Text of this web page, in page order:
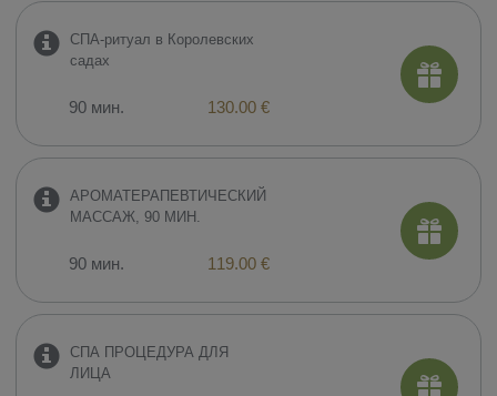
СПА-ритуал в Королевских
садах
90 мин. 130.00 €
АРОМАТЕРАПЕВТИЧЕСКИЙ
МАССАЖ, 90 МИН.
90 мин. 119.00 €
СПА ПРОЦЕДУРА ДЛЯ
ЛИЦА